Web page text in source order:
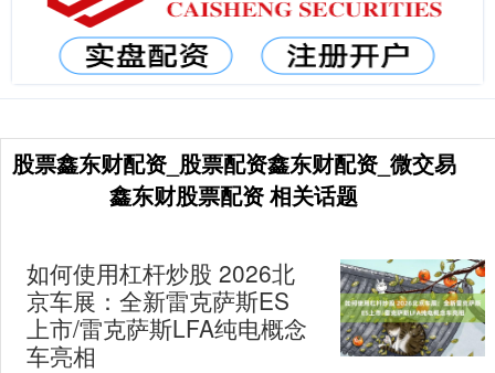
股票鑫东财配资_股票配资鑫东财配资_微交易
鑫东财股票配资 相关话题
如何使用杠杆炒股 2026北
京车展：全新雷克萨斯ES
上市/雷克萨斯LFA纯电概念
车亮相